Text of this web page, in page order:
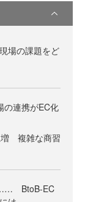
場の課題をど
連携がEC化
増 複雑な商習
…… BtoB-EC